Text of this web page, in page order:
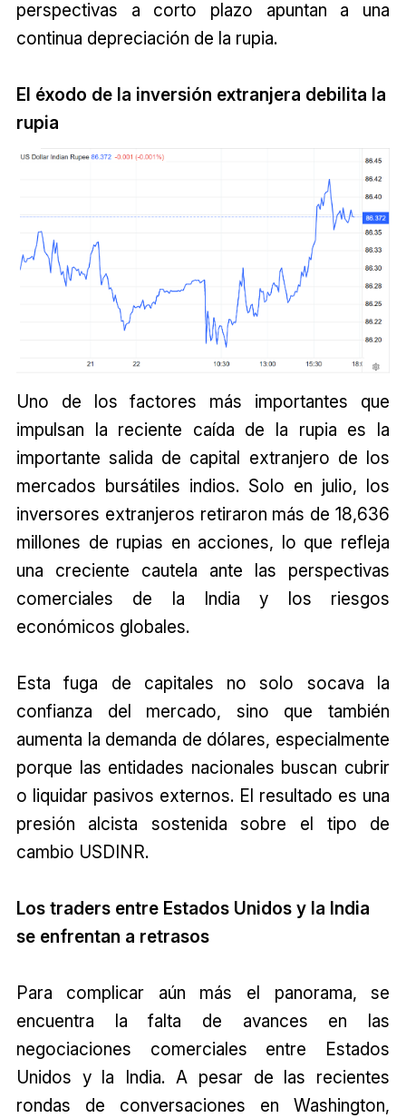
perspectivas a corto plazo apuntan a una
continua depreciación de la rupia.
El éxodo de la inversión extranjera debilita la
rupia
Uno de los factores más importantes que
impulsan la reciente caída de la rupia es la
importante salida de capital extranjero de los
mercados bursátiles indios. Solo en julio, los
inversores extranjeros retiraron más de 18,636
millones de rupias en acciones, lo que refleja
una creciente cautela ante las perspectivas
comerciales de la India y los riesgos
económicos globales.
Esta fuga de capitales no solo socava la
confianza del mercado, sino que también
aumenta la demanda de dólares, especialmente
porque las entidades nacionales buscan cubrir
o liquidar pasivos externos. El resultado es una
presión alcista sostenida sobre el tipo de
cambio USDINR.
Los traders entre Estados Unidos y la India
se enfrentan a retrasos
Para complicar aún más el panorama, se
encuentra la falta de avances en las
negociaciones comerciales entre Estados
Unidos y la India. A pesar de las recientes
rondas de conversaciones en Washington,